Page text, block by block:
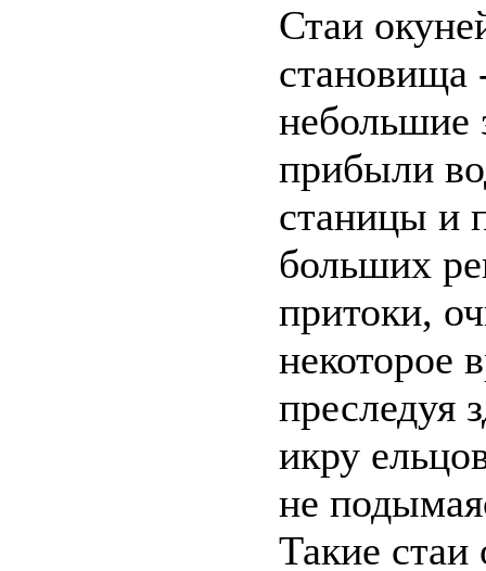
Стаи
становища
небольшие
прибыли
станицы и
больших
притоки,
некоторое
преследуя
икру
не
Такие